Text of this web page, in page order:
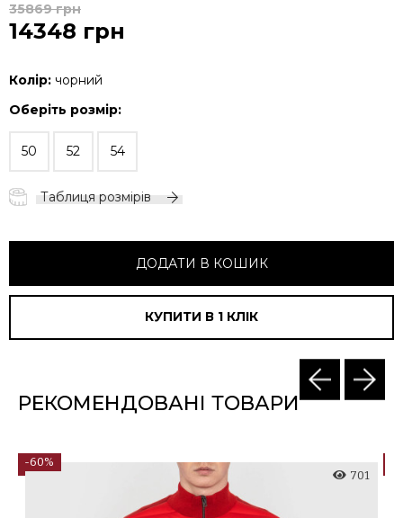
35869 грн
14348 грн
Колір: чорний
Оберіть розмір:
50 52 54
Таблиця розмірів
ДОДАТИ В КОШИК
КУПИТИ В 1 КЛIК
РЕКОМЕНДОВАНІ ТОВАРИ
-60%
701